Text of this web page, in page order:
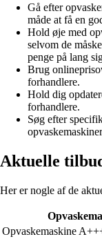
Gå efter
måde at få en
Hold øje med
selvom de
penge på lang
Brug
forhandlere.
Hold dig
forhandlere.
Søg efter
Aktuelle
Her er nogle af de
Opvaskemaskine